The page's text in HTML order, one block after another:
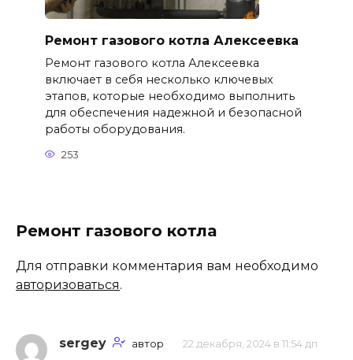
Ремонт газового котла Алексеевка
Ремонт газового котла Алексеевка
включает в себя несколько ключевых
этапов, которые необходимо выполнить
для обеспечения надежной и безопасной
работы оборудования.
253
Ремонт газового котла
Для отправки комментария вам необходимо
авторизоваться.
sergey автор 22 декабря, 2024 в 11:54 дп